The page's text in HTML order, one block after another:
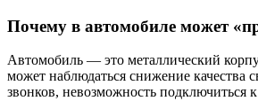
Почему в автомобиле может
Автомобиль — это металлический
может наблюдаться снижение
звонков, невозможность подключиться